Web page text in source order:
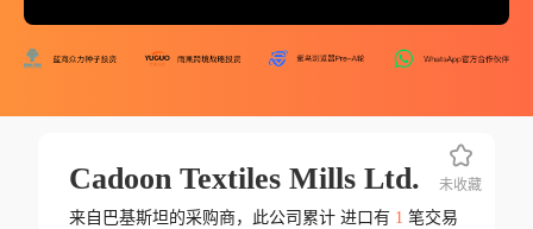
Cadoon Textiles Mills Ltd.
来自巴基斯坦的采购商，此公司累计 进口有 1 笔交易
未收藏